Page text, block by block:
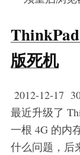
版死机
2012-12-17
最近升级了
一根 4G 的内
什么问题，后